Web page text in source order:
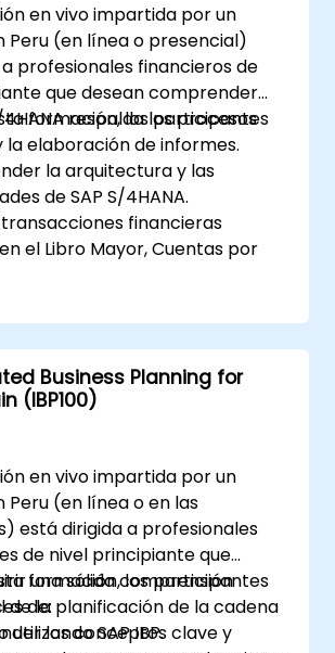
en vivo impartida por un
Peru (en línea o presencial)
profesionales financieros de
que desean comprender
4HANA respalda los procesos
la elaboración de informes.
formación, los participantes
la arquitectura y las
de SAP S/4HANA.
transacciones financieras
el Libro Mayor, Cuentas por
con centros de costo, centros
y órdenes internas.
los procesos integrados de
financiera en SAP S/4HANA.
financieras básicas,
cierre, la elaboración de
Business Planning for
(IBP100)
en vivo impartida por un
(en línea o en las
está dirigida a profesionales
de nivel principiante que
una sólida comprensión
de la planificación de la cadena
utilizando SAP IBP.
formación, los participantes
de:
los conceptos clave y